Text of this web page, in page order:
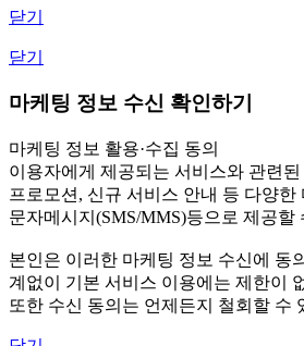
닫기
닫기
마케팅 정보 수신 확인하기
마케팅 정보 활용·수집 동의
이용자에게 제공되는 서비스와 관련
프로모션, 신규 서비스 안내 등 다양한
문자메시지(SMS/MMS)등으로 제공할
본인은 이러한 마케팅 정보 수신에 동
계없이 기본 서비스 이용에는 제한이
또한 수신 동의는 언제든지 철회할 수